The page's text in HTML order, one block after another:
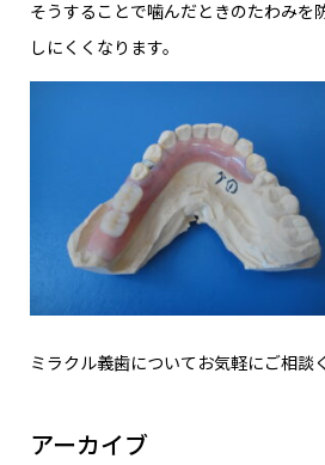
そうすることで噛んだときのたわみを
しにくくなります。
ミラクル義歯についてお気軽にご相談
アーカイブ